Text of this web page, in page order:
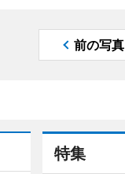
前の写真
特集